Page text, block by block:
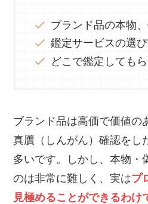
ブランド品の本物
鑑定サービスの選
どこで鑑定しても
ブランド品は高価で価値の
真贋（しんがん）確認をし
多いです。しかし、本物・
のは非常に難しく、実はプ
見極めることができるわけ